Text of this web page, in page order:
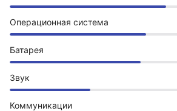
Операционная система
Батарея
Звук
Коммуникации